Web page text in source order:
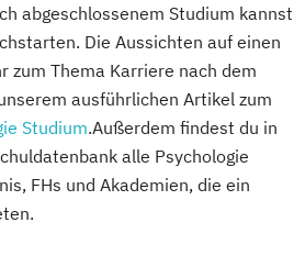
abgeschlossenem Studium kannst
Die Aussichten auf einen
zum Thema Karriere nach dem
ausführlichen Artikel zum
Studium.Außerdem findest du in
alle Psychologie
FHs und Akademien, die ein